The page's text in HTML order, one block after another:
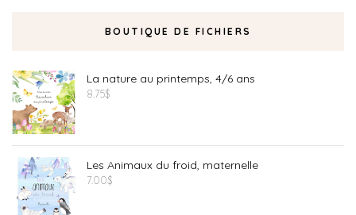
BOUTIQUE DE FICHIERS
La nature au printemps, 4/6 ans
8.75$
Les Animaux du froid, maternelle
7.00$